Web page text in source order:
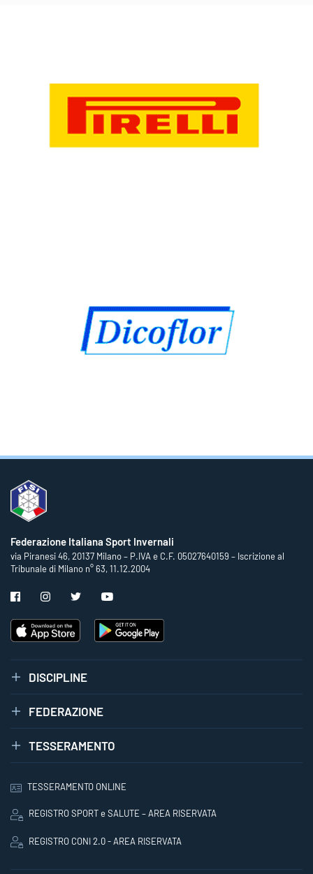
Federazione Italiana Sport Invernali
via Piranesi 46, 20137 Milano – P.IVA e C.F. 05027640159 – Iscrizione al
Tribunale di Milano n° 63, 11.12.2004
DISCIPLINE
FEDERAZIONE
TESSERAMENTO
TESSERAMENTO ONLINE
REGISTRO SPORT e SALUTE – AREA RISERVATA
REGISTRO CONI 2.0 - AREA RISERVATA